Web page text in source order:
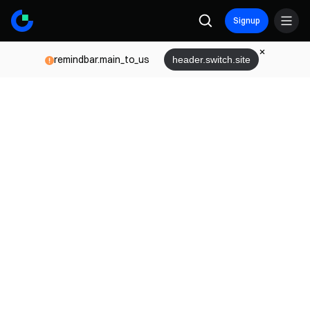
Signup
remindbar.main_to_us header.switch.site